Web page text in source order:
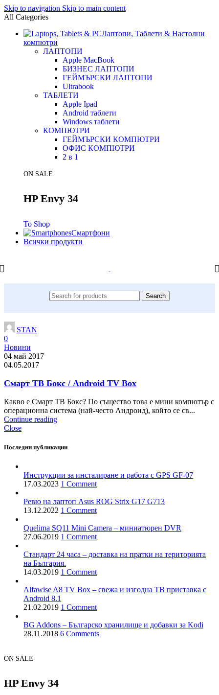
Skip to navigation Skip to main content
All Categories
Лаптопи, Таблети & Настолни
компютри
ЛАПТОПИ
Apple MacBook
БИЗНЕС ЛАПТОПИ
ГЕЙМЪРСКИ ЛАПТОПИ
Ultrabook
ТАБЛЕТИ
Apple Ipad
Android таблети
Windows таблети
КОМПЮТРИ
ГЕЙМЪРСКИ КОМПЮТРИ
ОФИС КОМПЮТРИ
2 в 1
ON SALE
HP Envy 34
To Shop
Смартфони
Всички продукти
Search
STAN
0
Новини
04 май 2017
04.05.2017
Смарт ТВ Бокс / Android TV Box
Какво е Смарт ТВ Бокс? По същество това e мини компютър с
операционна система (най-често Андроид), който се св...
Continue reading
Close
Последни публикации
Инструкции за инсталиране и работа с GPS GF-07
17.03.2023 1 Comment
Ревю на лаптоп Asus ROG Strix G17 G713
13.12.2022 1 Comment
Quelima SQ11 Mini Camera – миниатюрен DVR
27.06.2019 1 Comment
Стандарт 24 часа – доставка на пратки на територията
на България.
14.03.2019 1 Comment
Alfawise A8 TV Box – свежа и изгодна ТВ приставка с
Android 8.1
21.02.2019 1 Comment
BG Addons – Българско хранилище и добавки за Kodi
28.11.2018 6 Comments
ON SALE
HP Envy 34